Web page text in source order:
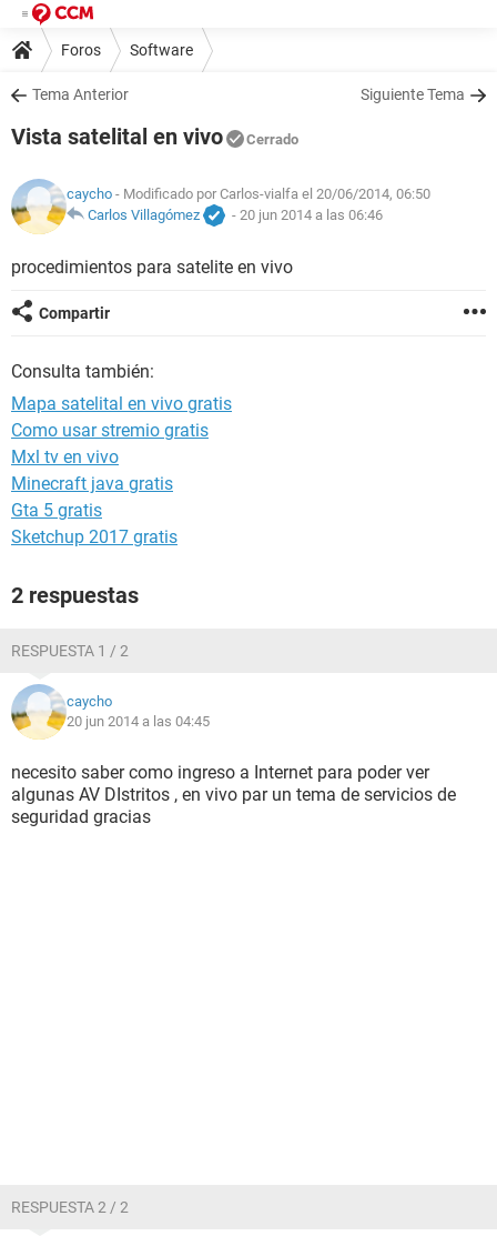
Foros Software
Tema Anterior Siguiente Tema
Vista satelital en vivo Cerrado
caycho - Modificado por Carlos-vialfa el 20/06/2014, 06:50
Carlos Villagómez
- 20 jun 2014 a las 06:46
procedimientos para satelite en vivo
Compartir
Consulta también:
Mapa satelital en vivo gratis
Como usar stremio gratis
Mxl tv en vivo
Minecraft java gratis
Gta 5 gratis
Sketchup 2017 gratis
2 respuestas
RESPUESTA 1 / 2
caycho
20 jun 2014 a las 04:45
necesito saber como ingreso a Internet para poder ver
algunas AV DIstritos , en vivo par un tema de servicios de
seguridad gracias
RESPUESTA 2 / 2